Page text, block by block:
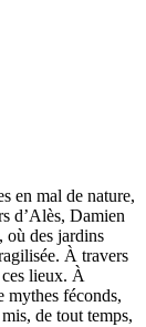
en mal de nature,
d’Alès, Damien
où des jardins
À travers
ces lieux. À
mythes féconds,
de tout temps,